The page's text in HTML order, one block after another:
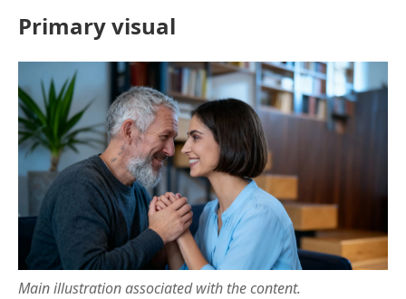
Primary visual
Main illustration associated with the content.